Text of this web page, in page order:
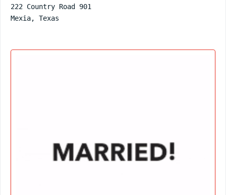
222 Country Road 901
Mexia, Texas